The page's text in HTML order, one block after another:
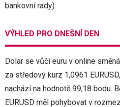
bankovní rady).
VÝHLED PRO DNEŠNÍ DEN
Dolar se vůči euru v online
za středový kurz 1,0961
nachází na hodnotě 99,18 bodu.
EURUSD měl pohybovat v